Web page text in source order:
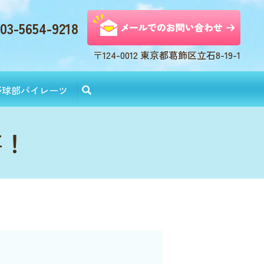
03-5654-9218
〒124-0012 東京都葛飾区立石8-19-1
部パイレーツ